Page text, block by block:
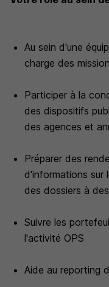
Au sein d'une
charge des
Participer à la
des dispositifs
des agences et
Préparer des
d'informations sur
des dossiers à
Suivre les
l'activité OPS
Aide au reporting